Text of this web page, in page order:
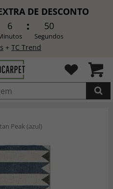
DE DESCONTO
6 48
Segundos
+ TC Trend
Peak (azul)